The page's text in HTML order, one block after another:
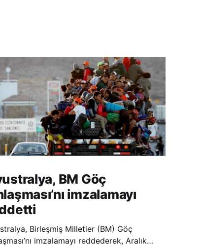
BM Göç
imzalamayı
Birleşmiş Milletler (BM) Göç
imzalamayı reddederek, Aralık